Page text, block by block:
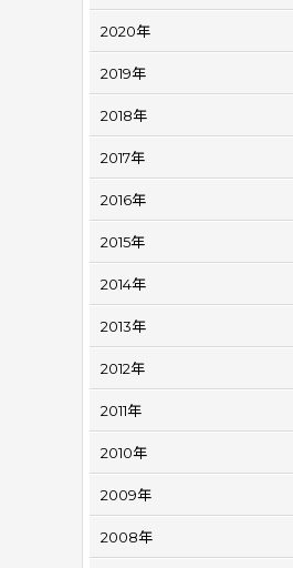
2020年
2019年
2018年
2017年
2016年
2015年
2014年
2013年
2012年
2011年
2010年
2009年
2008年